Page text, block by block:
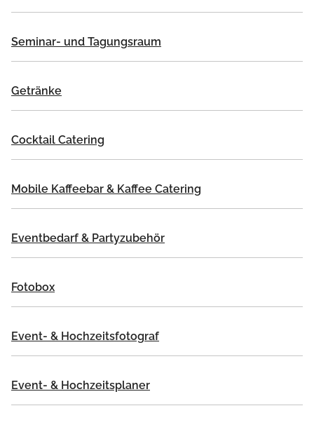
Seminar- und Tagungsraum
Getränke
Cocktail Catering
Mobile Kaffeebar & Kaffee Catering
Eventbedarf & Partyzubehör
Fotobox
Event- & Hochzeitsfotograf
Event- & Hochzeitsplaner